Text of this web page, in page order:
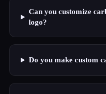
Can you customize
logo?
Do you make custom